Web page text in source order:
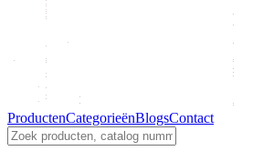
ProductenCategorieënBlogsContact